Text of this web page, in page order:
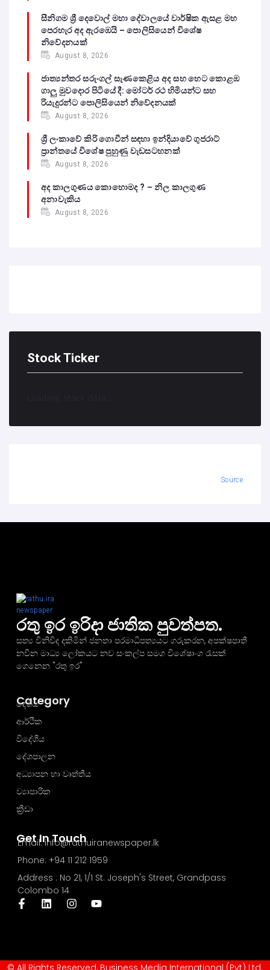
සීනිගම ශ්‍රී දෙවොල් මහා දේවාලයේ වාර්ෂික ඇසළ මහ
පෙරහැර අද ඇරඹෙයි – පොලිසියෙන් විශේෂ
නිවේදනයක්
August 8, 2026
ජාත්‍යන්තර සරුංගල් සැණකෙළිය අද සහ හෙට කොළඹ
ගාලු මුවදොර පිටියේ දී: මෝටර් රථ හිමියන්ට සහ
රියැදුරන්ට පොලිසියෙන් නිවේදනයක්
August 8, 2026
ශ්‍රී ලංකාවේ කිරි ගොවීන් සඳහා ඉන්දියාවේ ගුජරාට්
ප්‍රාන්තයේ විශේෂ පුහුණු වැඩසටහනක්
August 8, 2026
අද කාලගුණය කොහොමද ? – නිල කාලගුණ
අනාවැකිය
August 8, 2026
Stock Ticker
Loading stock data...
Source
රතු ඉර ඉරිදා ජාතික පුවත්පත.
සත්‍ය විනිවිද දකිමින් ජනතා පරමාධිපත්‍යයට ගරුකරන, අපක්ෂපාතී
නවීන මාධ්‍ය ලෝකයට නව සංකල්ප සමග විශේෂාංග රැසක්
ගෙනෙන "රතු ඉර"
Get In Touch
Email: info@rathuiranewspaper.lk
Phone: +94 11 212 1959
Address : No 21, 1/1 St. Joseph's Street, Grandpass
Colombo 14
Category
දේශීය
ආර්ථික
විදේශීය
දේශපාලන
අධ්‍යාපන හා වෘත්තීය
ව්‍යාපාරික
ක්‍රීඩා
© All Rights Reserved, Business Media International (Pvt) Ltd.